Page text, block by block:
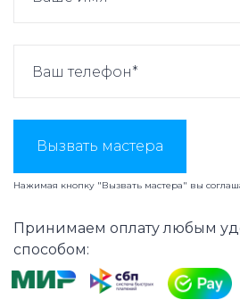
Вызвать мастера
Нажимая кнопку "Вызвать мастера" вы
Принимаем оплату любым
способом: